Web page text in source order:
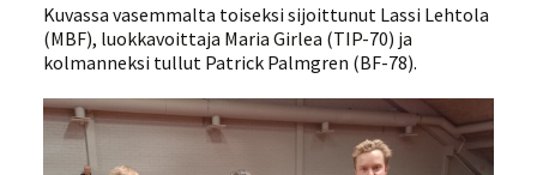
Kuvassa vasemmalta toiseksi sijoittunut Lassi Lehtola
(MBF), luokkavoittaja Maria Girlea (TIP-70) ja
kolmanneksi tullut Patrick Palmgren (BF-78).